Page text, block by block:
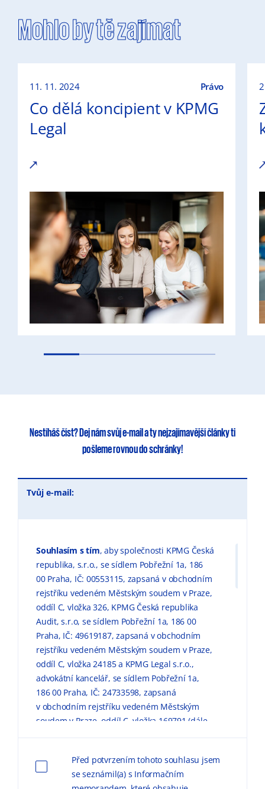
Mohlo by tě zajímat
11. 11. 2024 Právo
Co dělá koncipient v KPMG
Legal
Nestíháš číst?Dej nám svůj e-maila tynejzajímavější článkyti
pošleme rovnou do schránky!
Tvůj e-mail:
Souhlasím s tím, aby společnosti KPMG Česká
republika, s.r.o., se sídlem Pobřežní 1a, 186
00 Praha, IČ: 00553115, zapsaná v obchodním
rejstříku vedeném Městským soudem v Praze,
oddíl C, vložka 326, KPMG Česká republika
Audit, s.r.o, se sídlem Pobřežní 1a, 186 00
Praha, IČ: 49619187, zapsaná v obchodním
rejstříku vedeném Městským soudem v Praze,
oddíl C, vložka 24185 a KPMG Legal s.r.o.,
advokátní kancelář, se sídlem Pobřežní 1a,
186 00 Praha, IČ: 24733598, zapsaná
v obchodním rejstříku vedeném Městským
soudem v Praze, oddíl C, vložka 169791 (dále
způsobem, v rozsahu a za podmínek
uvedených níže a vInformačním memorandu
Před potvrzením tohoto souhlasu jsem
se seznámil(a) s Informačním